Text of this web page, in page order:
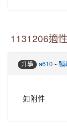
1131206適
升學 a610 - 輔
如附件